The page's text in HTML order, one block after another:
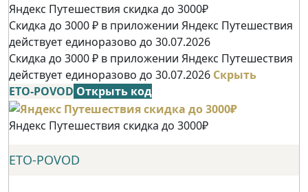
Яндекс Путешествия скидка до 3000₽
Скидка до 3000 ₽ в приложении Яндекс Путешествия
действует единоразово до 30.07.2026
Скидка до 3000 ₽ в приложении Яндекс Путешествия
действует единоразово до 30.07.2026 Скрыть
ETO-POVOD Открыть код
Яндекс Путешествия скидка до 3000₽
ETO-POVOD